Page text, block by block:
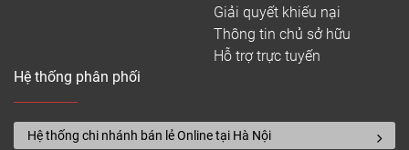
Sàn gỗ
Inovar
1285*188*12
TZ
1285*137*12
848*107*12
MV
Malaysia
Giải quyết khiếu nại
Thông tin chủ sở hữu
Hỗ trợ trực tuyến
Hệ thống phân phối
Hệ thống chi nhánh bán lẻ Online tại Hà Nội